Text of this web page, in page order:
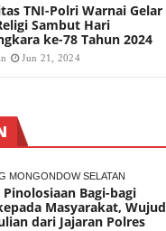
TNI-Polri Warnai Gelar
Sambut Hari
ke-78 Tahun 2024
Jun 21, 2024
MONGONDOW SELATAN
Pinolosiaan Bagi-bagi
Masyarakat, Wujud
dari Jajaran Polres